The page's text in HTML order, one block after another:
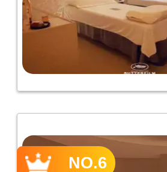
NO.6